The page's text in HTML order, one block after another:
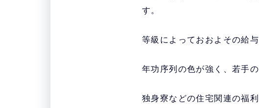
す。
等級によっておおよその給
年功序列の色が強く、若手
独身寮などの住宅関連の福